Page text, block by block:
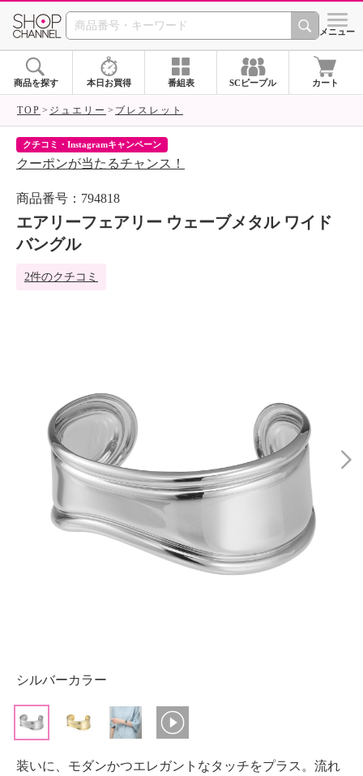
SHOP CHANNEL シメニュー
商品を探す 本日お買得 番組表 SCピープル カート
TOP ジュエリー ブレスレット
クチコミ・Instagramキャンペーン
クーポンが当たるチャンス！
商品番号：794818
エアリーフェアリー ウェーブメタル ワイド
バングル
2件のクチコミ
シルバーカラー
装いに、モダンかつエレガントなタッチをプラス。流れ